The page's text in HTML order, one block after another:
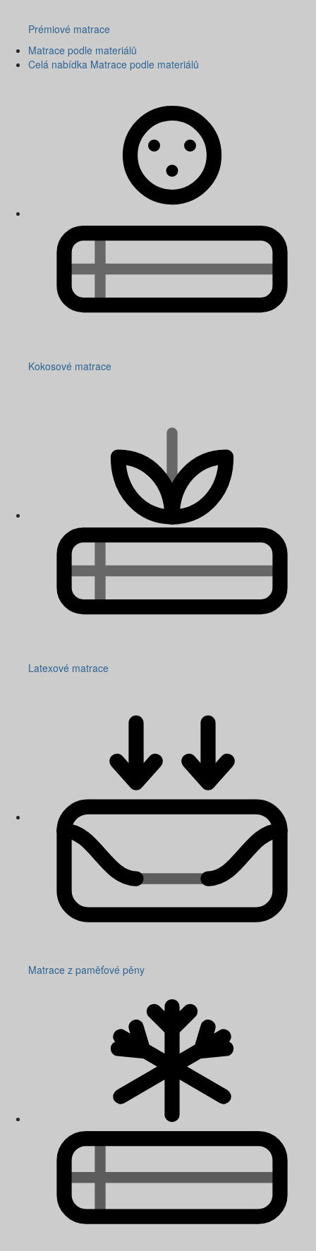
Prémiové matrace
Matrace podle materiálů
Celá nabídka Matrace podle materiálů
Kokosové matrace
Latexové matrace
Matrace z paměťové pěny